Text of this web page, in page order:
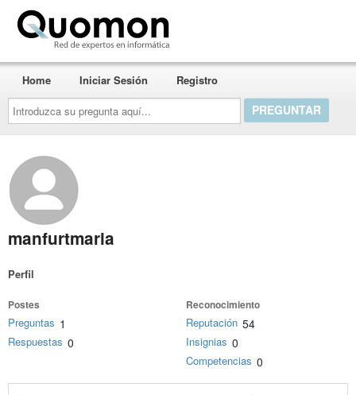
Introduzca
su
pregunta
aquí...
Home Iniciar Sesión Registro
manfurtmaria
Perfil
Postes
Preguntas 1
Respuestas 0
Reconocimiento
Reputación 54
Insignias 0
Competencias 0